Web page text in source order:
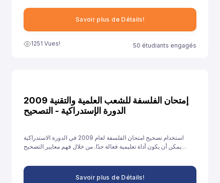
comprendre leurs erreurs et à améliorer leurs
Savoir plus de Détails!
1251 Vues! 50 étudiants engagés
إمتحان الفلسفة للشعب العلمية والتقنية 2009
الدورة الإستدراكية - التصحيح
استخدام تصحيح امتحان الفلسفة لعام 2009 في الدورة الاستدراكية
يمكن أن يكون أداة تعليمية فعالة جدًا. من خلال فهم معايير التصحيح
أدائهم والاستعداد بشكل أفضل للامتحانات القادمة.
Savoir plus de Détails!